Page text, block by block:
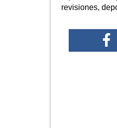
revisiones,